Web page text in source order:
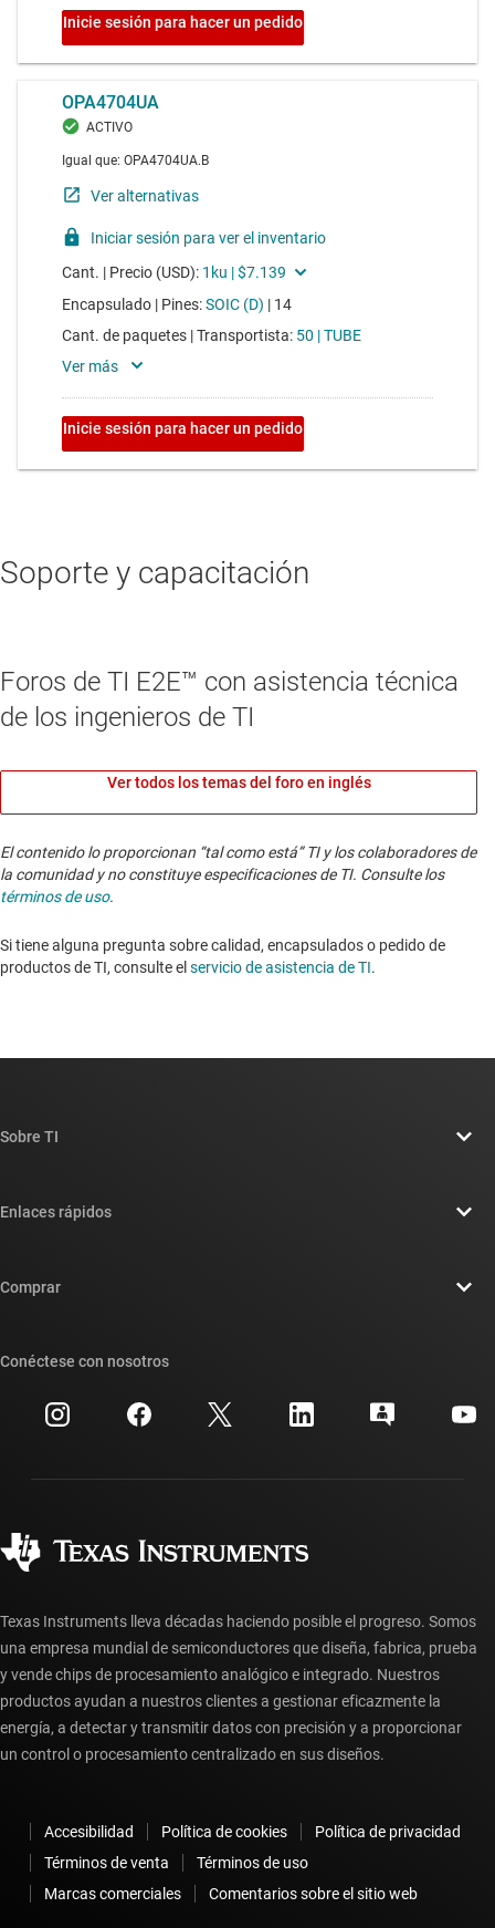
Soporte y capacitación
Foros de TI E2E™ con asistencia técnica
de los ingenieros de TI
Ver todos los temas del foro en inglés
El contenido lo proporcionan “tal como está” TI y los colaboradores de
la comunidad y no constituye especificaciones de TI. Consulte los
términos de uso.
Si tiene alguna pregunta sobre calidad, encapsulados o pedido de
productos de TI, consulte el servicio de asistencia de TI. ​​​​​​​​​​​​​​
Sobre TI
Sala de redacción
Relaciones con los inversionistas
Fabricación
Enlaces rápidos
Búsqueda de referencias cruzadas
Centro de atención al cliente
Preguntas frecuentes sobre la cuenta myTI
Comprar
Preguntas frecuentes sobre pedidos
Conéctese con nosotros
Texas Instruments lleva décadas haciendo posible el progreso. Somos
una empresa mundial de semiconductores que diseña, fabrica, prueba
y vende chips de procesamiento analógico e integrado. Nuestros
productos ayudan a nuestros clientes a gestionar eficazmente la
energía, a detectar y transmitir datos con precisión y a proporcionar
un control o procesamiento centralizado en sus diseños.
Accesibilidad Política de cookies
Política de privacidad
Términos de venta
Términos de uso
Marcas comerciales
Comentarios sobre el sitio web